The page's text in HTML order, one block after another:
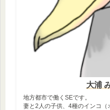
大浦
地方都市で働くSEです。
妻と2人の子供、4種のインコ